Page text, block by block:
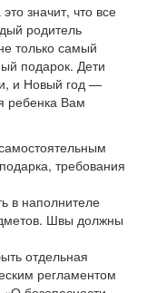
значит, что все
родитель
только самый
подарок. Дети
и Новый год —
ребенка Вам
требования
в наполнителе
Швы должны
отдельная
регламентом